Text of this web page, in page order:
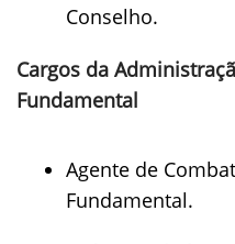
Conselho.
Cargos da
Fundamental
Agente de
Fundamental.